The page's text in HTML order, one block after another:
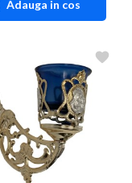
Adauga in cos